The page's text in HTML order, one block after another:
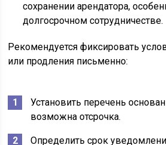
сохранении арендатора,
долгосрочном сотрудничестве.
Рекомендуется фиксировать
или продления письменно:
Установить перечень
возможна отсрочка.
Определить срок